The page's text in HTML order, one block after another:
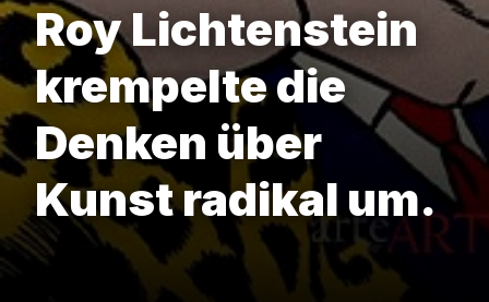
Roy Lichtenstein
krempelte die
Denken über
Kunst radikal um.